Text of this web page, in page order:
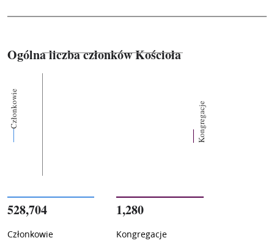
Ogólna liczba członków Kościoła
Członkowie Kongregacje
528,704
Członkowie
1,280
Kongregacje